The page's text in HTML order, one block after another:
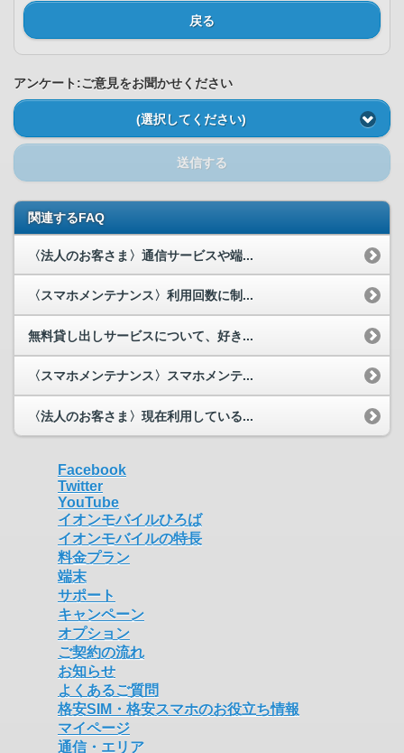
戻る
アンケート:ご意見をお聞かせください
(選択してください)
送信する
関連するFAQ
〈法人のお客さま〉通信サービスや端...
〈スマホメンテナンス〉利用回数に制...
無料貸し出しサービスについて、好き...
〈スマホメンテナンス〉スマホメンテ...
〈法人のお客さま〉現在利用している...
Facebook
Twitter
YouTube
イオンモバイルひろば
イオンモバイルの特長
料金プラン
端末
サポート
キャンペーン
オプション
ご契約の流れ
お知らせ
よくあるご質問
格安SIM・格安スマホのお役立ち情報
マイページ
通信・エリア